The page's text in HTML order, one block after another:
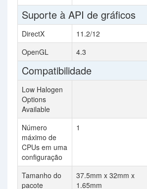
Suporte à API de gráficos
DirectX
11.2/12
OpenGL
4.3
Compatibilidade
Low Halogen
Options
Available
Número
máximo de
CPUs em uma
configuração
1
Tamanho do
pacote
37.5mm x 32mm x
1.65mm